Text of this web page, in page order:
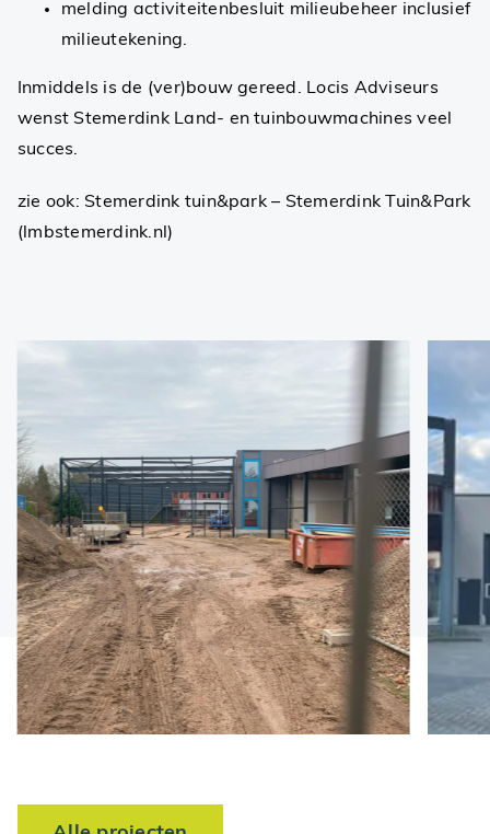
melding activiteitenbesluit milieubeheer inclusief
milieutekening.
Inmiddels is de (ver)bouw gereed. Locis Adviseurs
wenst Stemerdink Land- en tuinbouwmachines veel
succes.
zie ook: Stemerdink tuin&park – Stemerdink Tuin&Park
(lmbstemerdink.nl)